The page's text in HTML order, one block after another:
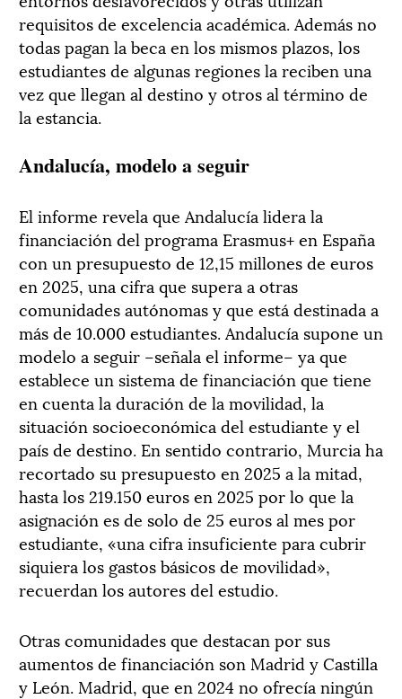
requisitos de excelencia académica. Además no
todas pagan la beca en los mismos plazos, los
estudiantes de algunas regiones la reciben una
vez que llegan al destino y otros al término de
la estancia.
Andalucía, modelo a seguir
El informe revela que Andalucía lidera la
financiación del programa Erasmus+ en España
con un presupuesto de 12,15 millones de euros
en 2025, una cifra que supera a otras
comunidades autónomas y que está destinada a
más de 10.000 estudiantes. Andalucía supone un
modelo a seguir –señala el informe– ya que
establece un sistema de financiación que tiene
en cuenta la duración de la movilidad, la
situación socioeconómica del estudiante y el
país de destino. En sentido contrario, Murcia ha
recortado su presupuesto en 2025 a la mitad,
hasta los 219.150 euros en 2025 por lo que la
asignación es de solo de 25 euros al mes por
estudiante, «una cifra insuficiente para cubrir
siquiera los gastos básicos de movilidad»,
recuerdan los autores del estudio.
Otras comunidades que destacan por sus
aumentos de financiación son Madrid y Castilla
y León. Madrid, que en 2024 no ofrecía ningún